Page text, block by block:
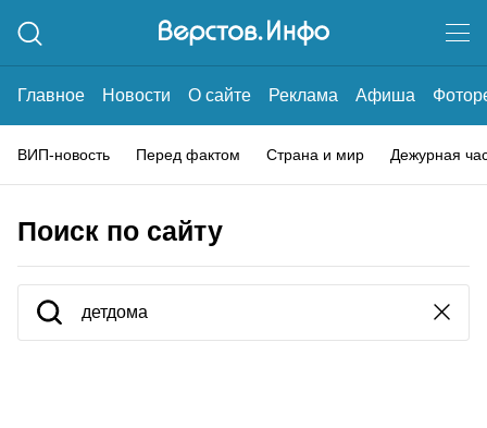
Главное Новости О сайте Реклама Афиша
ВИП-новость Перед фактом Страна и мир Дежурная
Поиск по сайту